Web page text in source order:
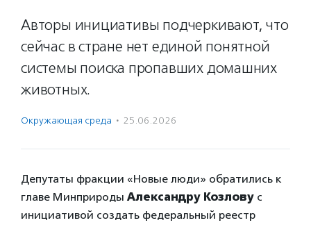
Авторы инициативы подчеркивают, что
сейчас в стране нет единой понятной
системы поиска пропавших домашних
животных.
Окружающая среда · 25.06.2026
Депутаты фракции «Новые люди» обратились к
главе Минприроды Александру Козлову с
инициативой создать федеральный реестр